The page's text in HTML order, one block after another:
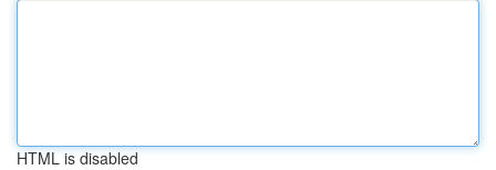
HTML is disabled